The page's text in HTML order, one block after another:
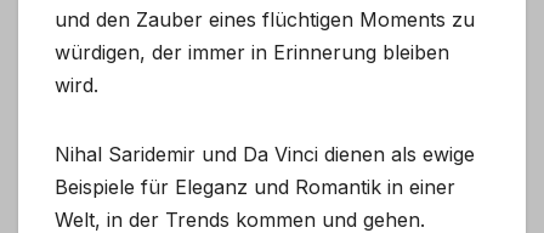
und den Zauber eines flüchtigen Moments zu
würdigen, der immer in Erinnerung bleiben
wird.
Nihal Saridemir und Da Vinci dienen als ewige
Beispiele für Eleganz und Romantik in einer
Welt, in der Trends kommen und gehen.